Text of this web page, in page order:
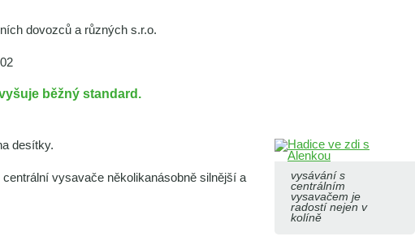
dovozců a různých s.r.o.
běžný standard.
vysávání s
centrálním
vysavačem je
radostí nejen v
kolíně
desítky.
vysavače několikanásobně silnější a